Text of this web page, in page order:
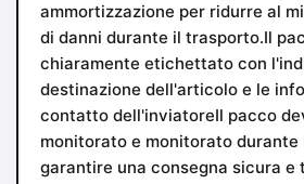
ammortizzazione per ridurre al
di danni durante il trasporto.Il
chiaramente etichettato con
destinazione dell'articolo e le
contatto dell'inviatoreIl pacco
monitorato e monitorato
garantire una consegna sicura e